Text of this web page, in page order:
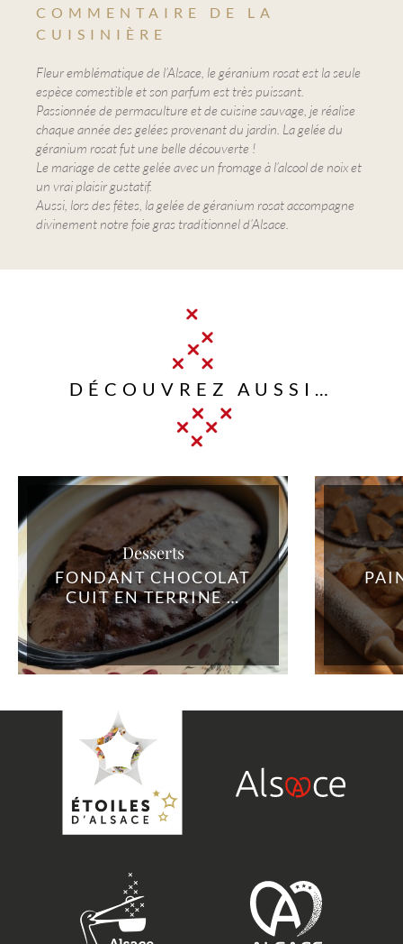
COMMENTAIRE DE LA
CUISINIÈRE
Fleur emblématique de l’Alsace, le géranium rosat est la seule
espèce comestible et son parfum est très puissant.
Passionnée de permaculture et de cuisine sauvage, je réalise
chaque année des gelées provenant du jardin. La gelée du
géranium rosat fut une belle découverte !
Le mariage de cette gelée avec un fromage à l’alcool de noix et
un vrai plaisir gustatif.
Aussi, lors des fêtes, la gelée de géranium rosat accompagne
divinement notre foie gras traditionnel d’Alsace.
DÉCOUVREZ AUSSI…
Desserts
FONDANT CHOCOLAT
CUIT EN TERRINE …